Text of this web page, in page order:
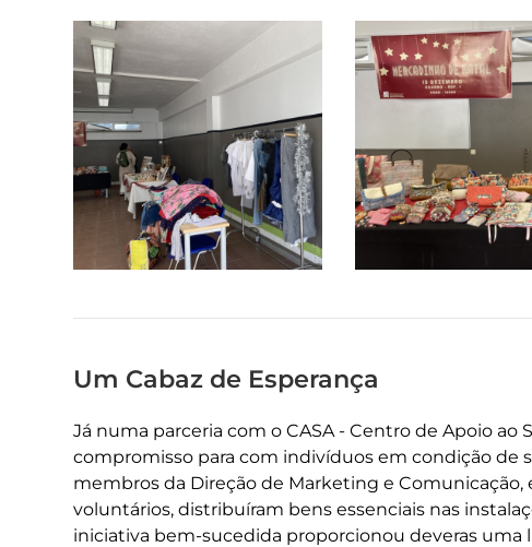
Um Cabaz de Esperança
Já numa parceria com o CASA - Centro de Apoio
compromisso para com indivíduos em condição de
membros da Direção de Marketing e
voluntários, distribuíram bens essenciais nas
iniciativa bem-sucedida proporcionou deveras uma